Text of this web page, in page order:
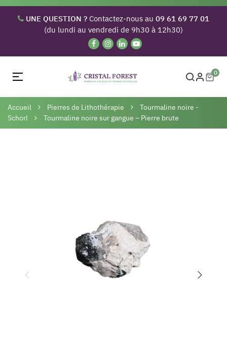
UNE QUESTION ? Contactez-nous au 09 61 69 77 01
(du lundi au vendredi de 9h30 à 12h30)
Basculer
navigation
☰ 0
Accueil Pierres de Lithothérapie
Tourmaline noire -
Schorl
Tourmaline noire sur gangue – Pierre brute